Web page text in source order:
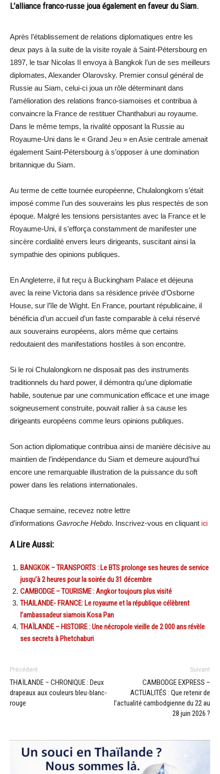
L’alliance franco-russe joua également en faveur du Siam.
Après l’établissement de relations diplomatiques entre les
deux pays à la suite de la visite royale à Saint-Pétersbourg en
1897, le tsar Nicolas II envoya à Bangkok l’un de ses meilleurs
diplomates, Alexander Olarovsky. Premier consul général de
Russie au Siam, celui-ci joua un rôle déterminant dans
l’amélioration des relations franco-siamoises et contribua à
convaincre la France de restituer Chanthaburi au royaume.
Dans le même temps, la rivalité opposant la Russie au
Royaume-Uni dans le « Grand Jeu » en Asie centrale amenait
également Saint-Pétersbourg à s’opposer à une domination
britannique du Siam.
Au terme de cette tournée européenne, Chulalongkorn s’était
imposé comme l’un des souverains les plus respectés de son
époque. Malgré les tensions persistantes avec la France et le
Royaume-Uni, il s’efforça constamment de manifester une
sincère cordialité envers leurs dirigeants, suscitant ainsi la
sympathie des opinions publiques.
En Angleterre, il fut reçu à Buckingham Palace et déjeuna
avec la reine Victoria dans sa résidence privée d’Osborne
House, sur l’île de Wight. En France, pourtant républicaine, il
bénéficia d’un accueil d’un faste comparable à celui réservé
aux souverains européens, alors même que certains
redoutaient des manifestations hostiles à son encontre.
Si le roi Chulalongkorn ne disposait pas des instruments
traditionnels du hard power, il démontra qu’une diplomatie
habile, soutenue par une communication efficace et une image
soigneusement construite, pouvait rallier à sa cause les
dirigeants européens comme leurs opinions publiques.
Son action diplomatique contribua ainsi de manière décisive au
maintien de l’indépendance du Siam et demeure aujourd’hui
encore une remarquable illustration de la puissance du soft
power dans les relations internationales.
Chaque semaine, recevez notre lettre
d’informations Gavroche Hebdo. Inscrivez-vous en cliquant ici
A Lire Aussi:
BANGKOK – TRANSPORTS : Le BTS prolonge ses heures de service
jusqu’à 2 heures pour la soirée du 31 décembre
CAMBODGE – TOURISME : Angkor toujours plus visité
THAILANDE- FRANCE: Le royaume et la république célèbrent
l’ambassadeur siamois Kosa Pan
THAÏLANDE – HISTOIRE : Une nécropole vieille de 2 000 ans révèle
ses secrets à Phetchaburi
Précédent
THAÏLANDE – CHRONIQUE : Deux
drapeaux aux couleurs bleu-blanc-
rouge
Suivant
CAMBODGE EXPRESS –
ACTUALITÉS : Que retenir de
l’actualité cambodgienne du 22 au
28 juin 2026 ?